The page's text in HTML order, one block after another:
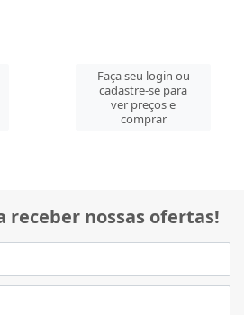
Faça seu login ou
cadastre-se para
ver preços e
comprar
receber nossas ofertas!